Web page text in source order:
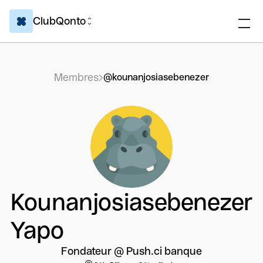
ClubQonto
Membres @kounanjosiasebenezer
Kounanjosiasebenezer
Yapo
Fondateur @ Push.ci banque